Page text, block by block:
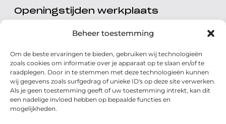
Beheer toestemming
Om de beste ervaringen te bieden, gebruiken wij technologieën
zoals cookies om informatie over je apparaat op te slaan en/of te
raadplegen. Door in te stemmen met deze technologieën kunnen
wij gegevens zoals surfgedrag of unieke ID's op deze site verwerken.
Als je geen toestemming geeft of uw toestemming intrekt, kan dit
een nadelige invloed hebben op bepaalde functies en
mogelijkheden.
Openingstijden werkplaats
Maandag t/m vrijdag
08.00 tot 17.00 uur
Zondag
Gesloten
Volg ons